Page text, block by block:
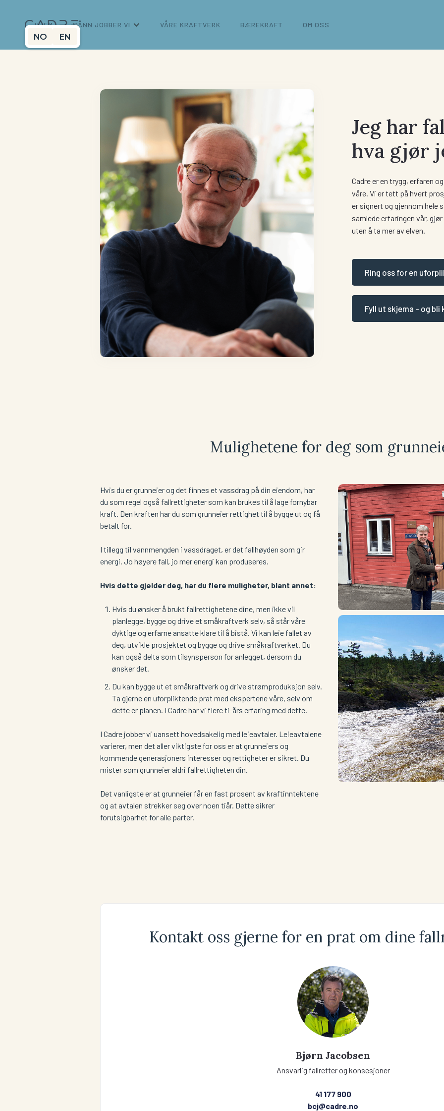
NO EN
HJEM SÅNN JOBBER VI VÅRE KRAFTVERK BÆREKRAFT OM OSS
Jeg har
hva gjør
Cadre er en trygg, erfaren
våre. Vi er tett på hvert
er signert og gjennom hele
samlede erfaringen vår,
uten å ta mer av elven.
Ring oss for en
Fyll ut skjema - og
Mulighetene for deg som
Hvis du er grunneier og det finnes et vassdrag på din eiendom, har
du som regel også fallrettigheter som kan brukes til å lage fornybar
kraft. Den kraften har du som grunneier rettighet til å bygge ut og få
betalt for.
I tillegg til vannmengden i vassdraget, er det fallhøyden som gir
energi. Jo høyere fall, jo mer energi kan produseres.
Hvis dette gjelder deg, har du flere muligheter, blant annet:
Hvis du ønsker å brukt fallrettighetene dine, men ikke vil
planlegge, bygge og drive et småkraftverk selv, så står våre
dyktige og erfarne ansatte klare til å bistå. Vi kan leie fallet av
deg, utvikle prosjektet og bygge og drive småkraftverket. Du
kan også delta som tilsynsperson for anlegget, dersom du
ønsker det.
Du kan bygge ut et småkraftverk og drive strømproduksjon selv.
Ta gjerne en uforpliktende prat med ekspertene våre, selv om
dette er planen. I Cadre har vi flere ti-års erfaring med dette.
I Cadre jobber vi uansett hovedsakelig med leieavtaler. Leieavtalene
varierer, men det aller viktigste for oss er at grunneiers og
kommende generasjoners interesser og rettigheter er sikret. Du
mister som grunneier aldri fallrettigheten din.
Det vanligste er at grunneier får en fast prosent av kraftinntektene
og at avtalen strekker seg over noen tiår. Dette sikrer
forutsigbarhet for alle parter.
Kontakt oss gjerne for en prat om dine
Bjørn Jacobsen
Ansvarlig fallretter og konsesjoner
41 177 900
bcj@cadre.no